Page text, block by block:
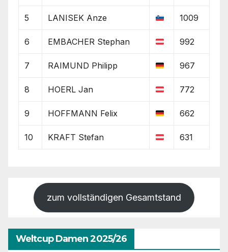
5 LANISEK Anze 1009
6 EMBACHER Stephan 992
7 RAIMUND Philipp 967
8 HOERL Jan 772
9 HOFFMANN Felix 662
10 KRAFT Stefan 631
zum vollständigen Gesamtstand
Weltcup Damen 2025/26